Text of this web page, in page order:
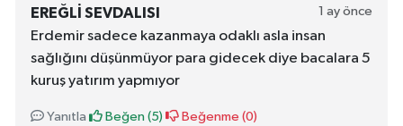
EREĞLI SEVDALISI 1 ay önce
Erdemir sadece kazanmaya odaklı asla insan
sağlığını düşünmüyor para gidecek diye bacalara 5
kuruş yatırım yapmıyor
Yanıtla Beğen (5) Beğenme (0)